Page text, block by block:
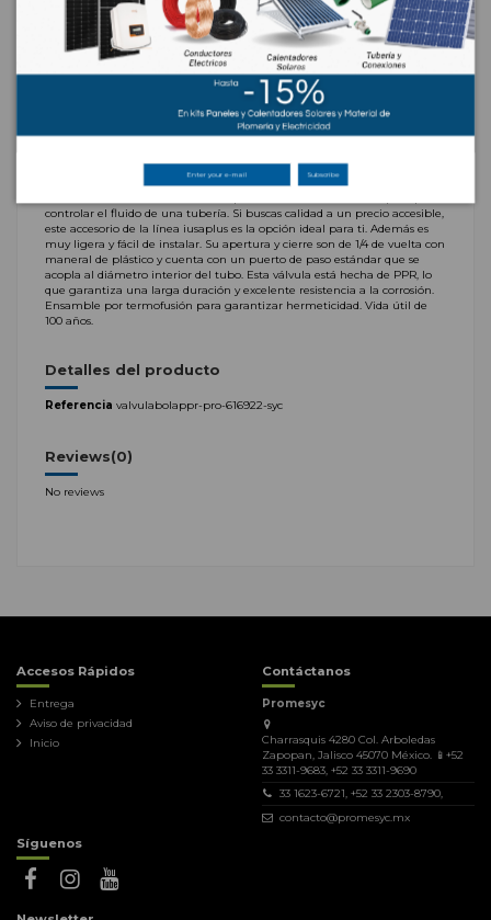
con Tuberia y Conexiones PPR Polipropileno
Tuberias y conexiones
encuentra Tuberia y Conexiones PPR Polipropileno de gran calidad y
todo lo relacionado con Tuberias y conexiones para todas las necesidades.
controlar el fluido de una tubería. Si buscas calidad a un precio accesible,
este accesorio de la línea iusaplus es la opción ideal para ti. Además es
muy ligera y fácil de instalar. Su apertura y cierre son de 1/4 de vuelta con
maneral de plástico y cuenta con un puerto de paso estándar que se
acopla al diámetro interior del tubo. Esta válvula está hecha de PPR, lo
que garantiza una larga duración y excelente resistencia a la corrosión.
Ensamble por termofusión para garantizar hermeticidad. Vida útil de
100 años.
Detalles del producto
Referencia valvulabolappr-pro-616922-syc
Reviews(0)
No reviews
Accesos Rápidos
Entrega
Aviso de privacidad
Inicio
Contáctanos
Promesyc
Charrasquis 4280 Col. Arboledas
Zapopan, Jalisco 45070 México. 📱+52
33 3311-9683, +52 33 3311-9690
33 1623-6721, +52 33 2303-8790,
contacto@promesyc.mx
Síguenos
Subscribe